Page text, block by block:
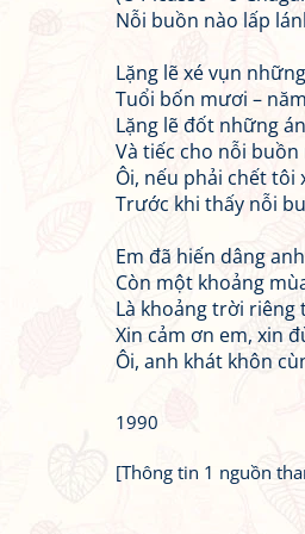
Nỗi buồn nào lấp
Lặng lẽ xé vụn
Tuổi bốn mươi –
Lặng lẽ đốt những
Và tiếc cho nỗi
Ôi, nếu phải chết tôi
Trước khi thấy nỗi
Em đã hiến dâng
Còn một khoảng
Là khoảng trời riêng
Xin cảm ơn em, xin
Ôi, anh khát khôn
1990
[Thông tin 1 nguồn